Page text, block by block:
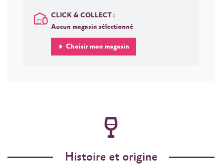
CLICK & COLLECT :
Aucun magasin sélectionné
Choisir mon magasin
Histoire et origine